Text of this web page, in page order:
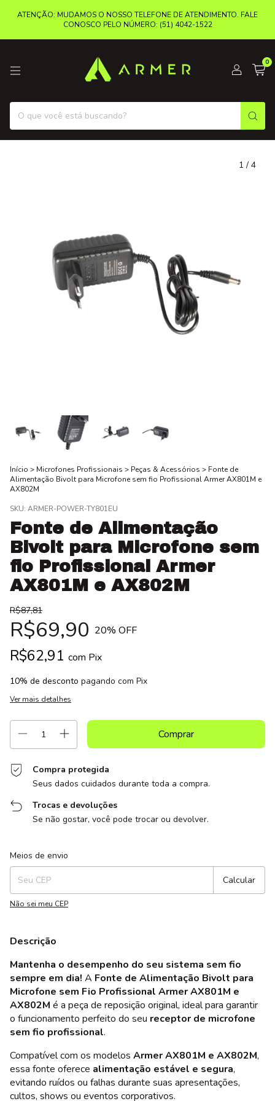
ATENÇÃO: MUDAMOS O NOSSO TELEFONE DE ATENDIMENTO. FALE
CONOSCO PELO NÚMERO: (51) 4042-1522
0
1 / 4
Início > Microfones Profissionais > Peças & Acessórios > Fonte de
Alimentação Bivolt para Microfone sem fio Profissional Armer AX801M e
AX802M
SKU: ARMER-POWER-TY801EU
Fonte de Alimentação
Bivolt para Microfone sem
fio Profissional Armer
AX801M e AX802M
R$87,81
R$69,90 20% OFF
R$62,91 com Pix
10% de desconto pagando com Pix
Ver mais detalhes
Compra protegida
Seus dados cuidados durante toda a compra.
Trocas e devoluções
Se não gostar, você pode trocar ou devolver.
Entregas para o CEP:
Meios de envio
Calcular
Não sei meu CEP
Descrição
Mantenha o desempenho do seu sistema sem fio
sempre em dia! A Fonte de Alimentação Bivolt para
Microfone sem Fio Profissional Armer AX801M e
AX802M é a peça de reposição original, ideal para garantir
o funcionamento perfeito do seu receptor de microfone
sem fio profissional.
Compatível com os modelos Armer AX801M e AX802M,
essa fonte oferece alimentação estável e segura,
evitando ruídos ou falhas durante suas apresentações,
cultos, shows ou eventos corporativos.